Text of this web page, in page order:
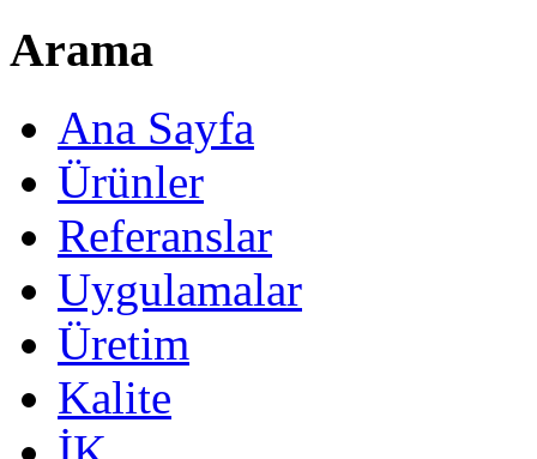
Arama
Ana Sayfa
Ürünler
Referanslar
Uygulamalar
Üretim
Kalite